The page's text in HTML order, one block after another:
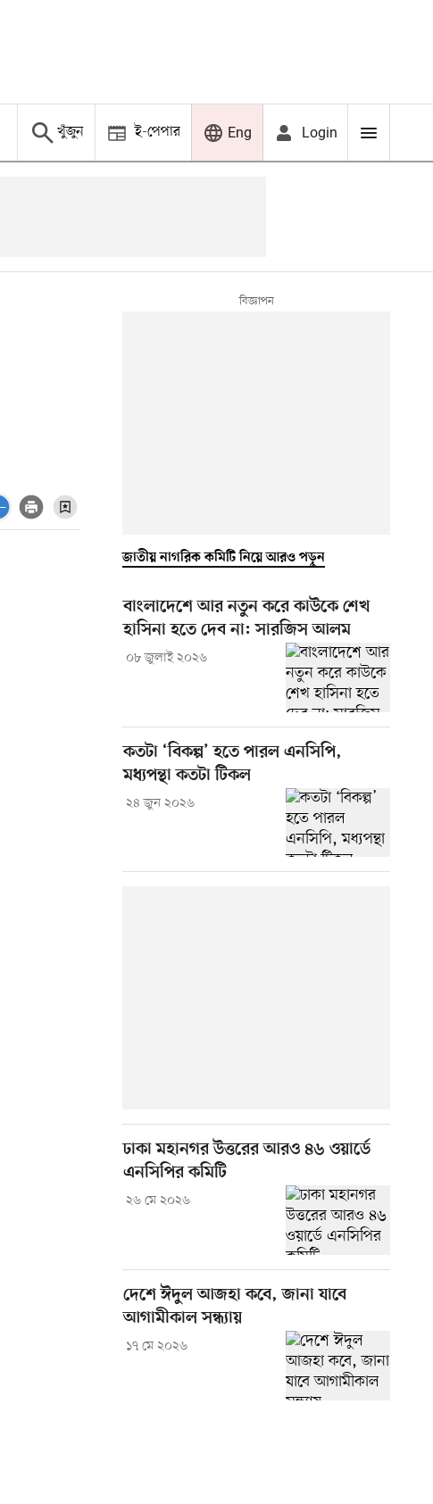
খুঁজুন ই-পেপার Eng Login
জাতীয় নাগরিক কমিটি নিয়ে আরও পড়ুন
বাংলাদেশে আর নতুন করে কাউকে শেখ
হাসিনা হতে দেব না: সারজিস আলম
০৮ জুলাই ২০২৬
কতটা ‘বিকল্প’ হতে পারল এনসিপি,
মধ্যপন্থা কতটা টিকল
২৪ জুন ২০২৬
ঢাকা মহানগর উত্তরের আরও ৪৬ ওয়ার্ডে
এনসিপির কমিটি
২৬ মে ২০২৬
দেশে ঈদুল আজহা কবে, জানা যাবে
আগামীকাল সন্ধ্যায়
১৭ মে ২০২৬